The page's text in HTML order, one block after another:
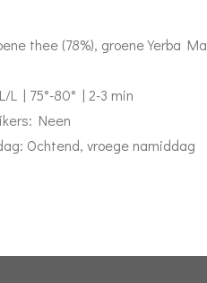
thee (78%), groene Yerba
L | 75°-80° | 2-3 min
Neen
Ochtend, vroege namiddag